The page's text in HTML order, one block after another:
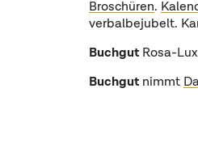
Broschüren.
verbalbejubelt.
BuchgutRosa-
Buchgutnimmt